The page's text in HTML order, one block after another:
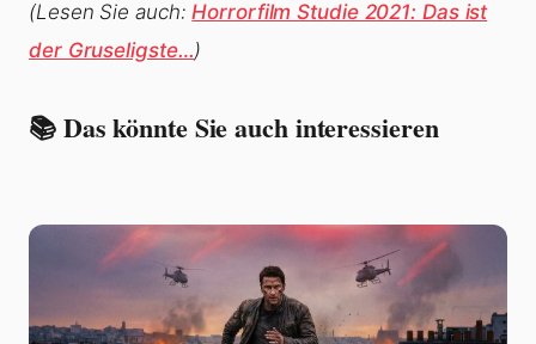
(Lesen Sie auch:Horrorfilm Studie 2021: Das ist
der Gruseligste…)
📚 Das könnte Sie auch interessieren